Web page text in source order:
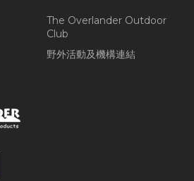
The Overlander Outdoor
Club
野外活動及機構連結